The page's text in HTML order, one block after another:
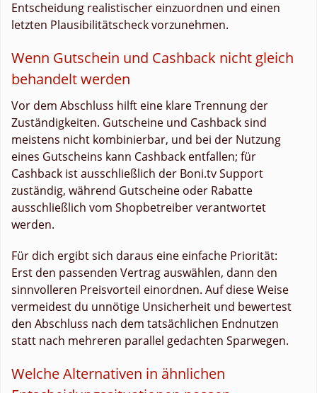
Entscheidung realistischer einzuordnen und einen
letzten Plausibilitätscheck vorzunehmen.
Wenn Gutschein und Cashback nicht gleich
behandelt werden
Vor dem Abschluss hilft eine klare Trennung der
Zuständigkeiten. Gutscheine und Cashback sind
meistens nicht kombinierbar, und bei der Nutzung
eines Gutscheins kann Cashback entfallen; für
Cashback ist ausschließlich der Boni.tv Support
zuständig, während Gutscheine oder Rabatte
ausschließlich vom Shopbetreiber verantwortet
werden.
Für dich ergibt sich daraus eine einfache Priorität:
Erst den passenden Vertrag auswählen, dann den
sinnvolleren Preisvorteil einordnen. Auf diese Weise
vermeidest du unnötige Unsicherheit und bewertest
den Abschluss nach dem tatsächlichen Endnutzen
statt nach mehreren parallel gedachten Sparwegen.
Welche Alternativen in ähnlichen